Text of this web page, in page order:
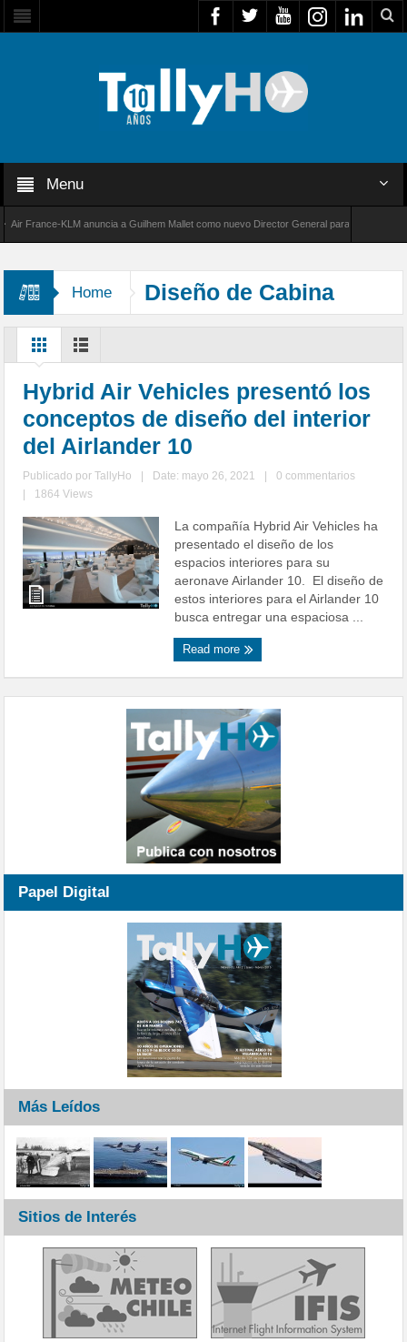
Menu
KLM anuncia a Guilhem Mallet como nuevo Director General para América Latina
Home Diseño de Cabina
Hybrid Air Vehicles presentó los
conceptos de diseño del interior
del Airlander 10
Publicado porTallyHo Date: mayo 26, 2021
0 commentarios
1864 Views
La compañía Hybrid Air Vehicles ha
presentado el diseño de los
espacios interiores para su
aeronave Airlander 10. El diseño de
estos interiores para el Airlander 10
busca entregar una espaciosa ...
Read more
Papel Digital
Más Leídos
Sitios de Interés